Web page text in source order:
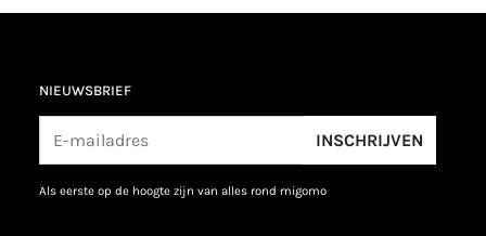
NIEUWSBRIEF
INSCHRIJVEN
als eerste op de hoogte zijn van alles rond migomo